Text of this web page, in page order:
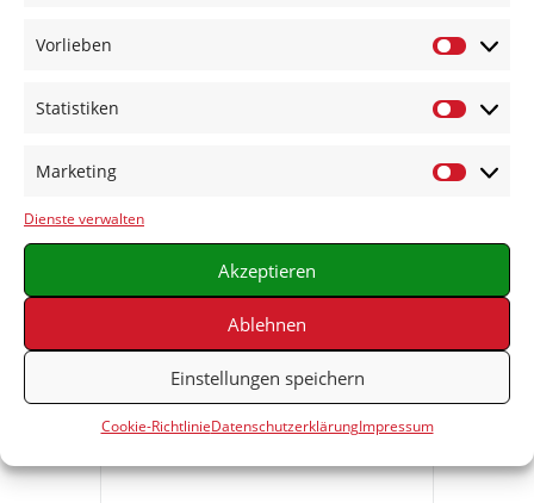
Vorlieben Vorlieben
Statistiken
Marketing
Marketing
Dienste verwalten
Akzeptieren
Ablehnen
Einstellungen speichern
Cookie-RichtlinieDatenschutzerklärungImpressum
TEILE DIESE
VERANSTALTUNG